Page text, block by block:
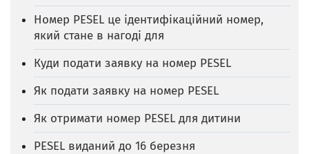
Номер PESEL це ідентифікаційний номер,
який стане в нагоді для
Куди подати заявку на номер PESEL
Як подати заявку на номер PESEL
Як отримати номер PESEL для дитини
PESEL виданий до 16 березня